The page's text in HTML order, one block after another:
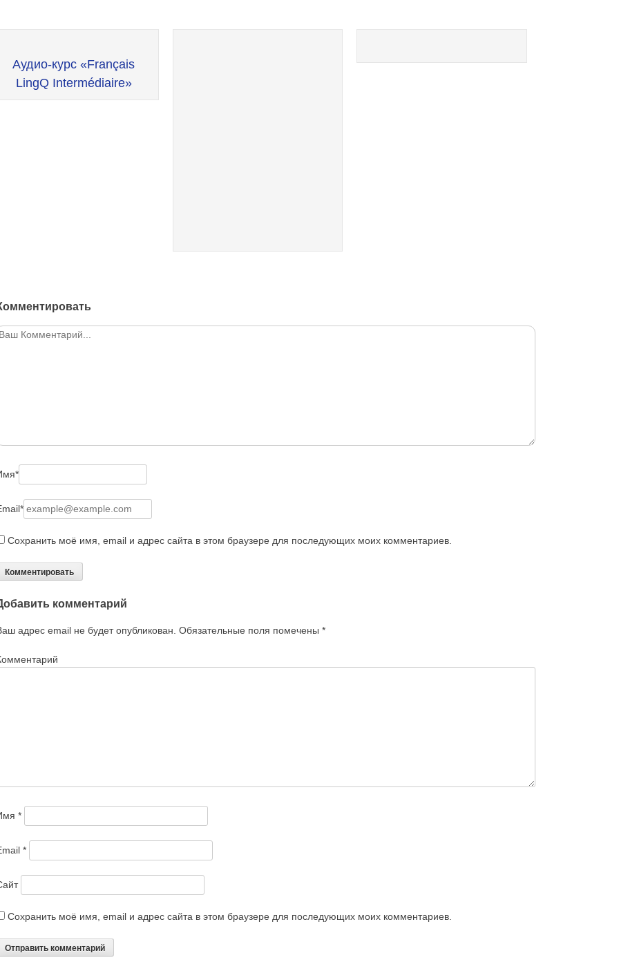
Аудио-курс «Français
LingQ Intermédiaire»
*
*
Сохранить моё имя, email и адрес сайта в этом браузере для последующих моих комментариев.
комментарий
адрес email не будет опубликован. Обязательные поля помечены *
*
*
Сохранить моё имя, email и адрес сайта в этом браузере для последующих моих комментариев.